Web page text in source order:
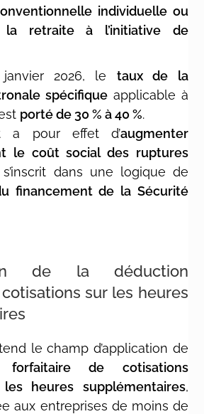
individuelle ou
la retraite à l’initiative de
2026, le taux de la
spécifique applicable à
porté de 30 % à 40 %.
a pour effet d’augmenter
le coût social des ruptures
dans une logique de
financement de la Sécurité
de la déduction
sur les heures
le champ d’application de
forfaitaire de cotisations
heures supplémentaires,
aux entreprises de moins de